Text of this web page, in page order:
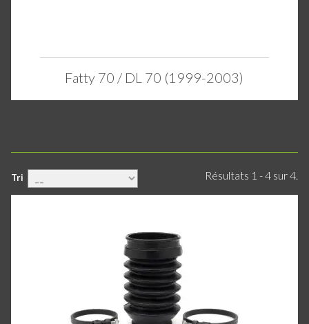
Fatty 70 / DL 70 (1999-2003)
Tri Résultats 1 - 4 sur 4.